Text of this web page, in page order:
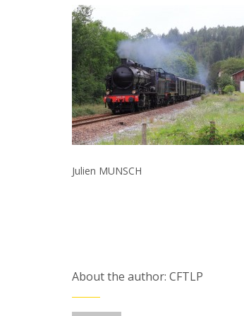
Julien MUNSCH
About the author: CFTLP